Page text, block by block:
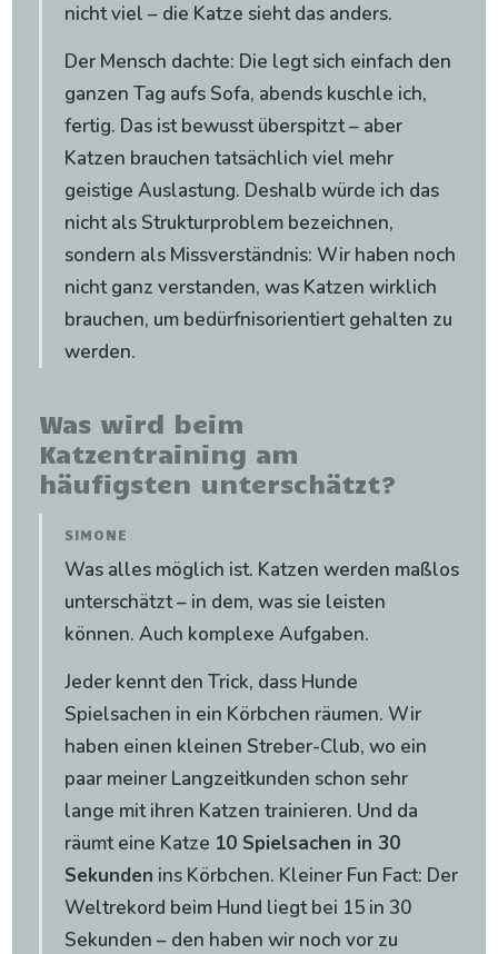
nicht viel – die Katze sieht das anders.
Der Mensch dachte: Die legt sich einfach den
ganzen Tag aufs Sofa, abends kuschle ich,
fertig. Das ist bewusst überspitzt – aber
Katzen brauchen tatsächlich viel mehr
geistige Auslastung. Deshalb würde ich das
nicht als Strukturproblem bezeichnen,
sondern als Missverständnis: Wir haben noch
nicht ganz verstanden, was Katzen wirklich
brauchen, um bedürfnisorientiert gehalten zu
werden.
Was wird beim
Katzentraining am
häufigsten unterschätzt?
SIMONE
Was alles möglich ist. Katzen werden maßlos
unterschätzt – in dem, was sie leisten
können. Auch komplexe Aufgaben.
Jeder kennt den Trick, dass Hunde
Spielsachen in ein Körbchen räumen. Wir
haben einen kleinen Streber-Club, wo ein
paar meiner Langzeitkunden schon sehr
lange mit ihren Katzen trainieren. Und da
räumt eine Katze 10 Spielsachen in 30
Sekunden ins Körbchen. Kleiner Fun Fact: Der
Weltrekord beim Hund liegt bei 15 in 30
Sekunden – den haben wir noch vor zu